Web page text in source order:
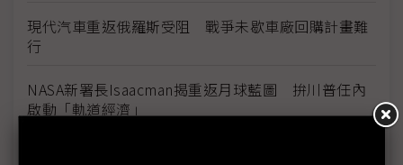
現代汽車重返俄羅斯受阻 戰爭未歇車廠回購計畫難
行
NASA新署長Isaacman揭重返月球藍圖 拚川普任內
啟動「軌道經濟」